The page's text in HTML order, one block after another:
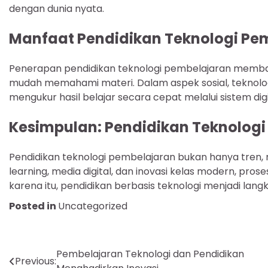
dengan dunia nyata.
Manfaat Pendidikan Teknologi
Penerapan pendidikan teknologi pembelajaran
mudah memahami materi. Dalam aspek sosial,
mengukur hasil belajar secara cepat melalui sistem
Kesimpulan: Pendidikan
Pendidikan teknologi pembelajaran bukan hanya
learning, media digital, dan inovasi kelas modern,
karena itu, pendidikan berbasis teknologi menjadi
Posted in Uncategorized
Navigasi
Previous:
Pembelajaran Teknologi dan Pendidikan